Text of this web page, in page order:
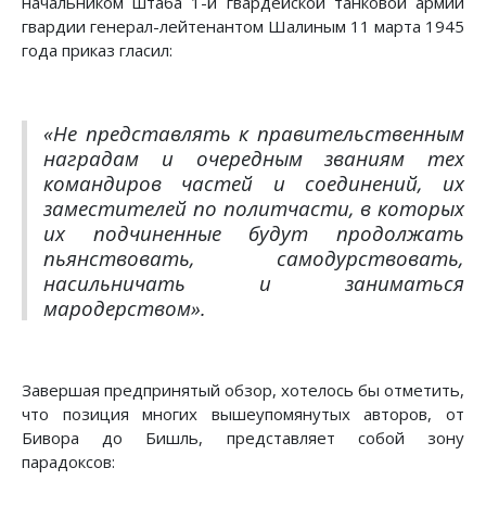
гвардии генерал-лейтенантом Шалиным 11 марта 1945
года приказ гласил:
«Не представлять к правительственным
наградам и очередным званиям тех
командиров частей и соединений, их
заместителей по политчасти, в которых
их подчиненные будут продолжать
пьянствовать, самодурствовать,
насильничать и заниматься
мародерством».
Завершая предпринятый обзор, хотелось бы отметить,
что позиция многих вышеупомянутых авторов, от
Бивора до Бишль, представляет собой зону
парадоксов: